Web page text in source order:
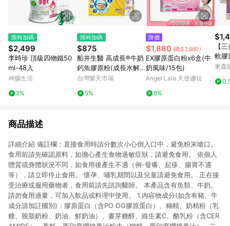
限時加碼
$2,499
李時珍 頂級四物鐵50
ml-48入
神腦生活
2%
限時加碼
$875
船井生醫 高成長®牛奶
鈣魚膠原粉(成長水解
配方)
台灣樂天市場
5%
降價
$1,880 (降$2,860)
EX膠原蛋白粉x6盒(牛
奶風味/15包)
Angel Lala 天使娜拉
8%
【
軟膠
組
東森
商品描述
詳細介紹 備註欄：直接食用時請分數次小心倒入口中，避免粉末嗆口。
食用前請先確認原料，如擔心產生食物過敏症狀，請避免食用。 依個人
體質或身體狀況不同，如食用後產生不適（例-發癢、起疹、腸胃不適
等），請立即停止食用。 懷孕、哺乳期間以及兒童請避免食用。 正在接
受治療或服用藥物者，食用前請先諮詢醫師。 本產品含有魚類、牛奶。
請勿食用過量，可加入飲品或料理中使用。 1.內容物成分(如含有豬、牛
成分請加註國別)：膠原蛋白（含PO OG膠原蛋白）、糊精、奶精粉（乳
糖、脫脂奶粉、奶油、鮮奶油）、麥芽糖醇、維生素C、酪乳粉（含CER